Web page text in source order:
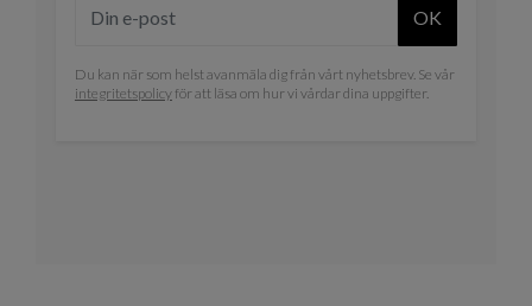
OK
Du kan när som helst avanmäla dig från vårt nyhetsbrev. Se vår
integritetspolicyför att läsa om hur vi vårdar dina uppgifter.